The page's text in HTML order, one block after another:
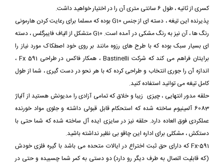
کسری از ثانیه ، طول 6 سانتی متری آن را در اختیار خواهید داشت.
پذیرنده این تیغه ، دسته ای از جنس G10 بوده که مسلما برای رعایت کردن هارمونی
رنگ ها ، آن نیز به رنگ مشکی در آمده است. G10 متشکل از الیاف فایبرگلس ، دسته
ای بسیار سبک بوده که با طرح های رزوه مانند بر روی خود اصطکاک مورد نیاز را
برایتان فراهم می کند که شرکت Bastinelli ، همکار فاکس در طراحی Fx 591 ،
اندازه آن را جوری انتخاب و طراحی کرده که با هر نحو در دست گیری ، شما از طول
کامل تیغه می توانید استفاده کنید.
حلقه مدور انتهایی ، چیزی زیبا و خلاق که تمامی آزادی را مدیونش هستید از آلیاژ
6083 آلمینیوم ساخته شده که استحکام قابل قبولی داشته و جلوی مواد خورنده
عملکردی فوق العاده دارد. حلقه نیز در سایزی ایده آل ساخته شده که شما حتی با
دستکش ، مشکلی برای اداره این چاقو بی نظیر نداشته باشید.
Fx-591 که دارای حق ثبت اختراع در ایالات متحده می باشد با گیره فلزی خودش
(که قابلیت اتصال به طرف دیگر رو دارد) دو دستی به کمر شما چسبیده و حتی در